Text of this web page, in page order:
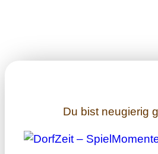
Du bist neugierig